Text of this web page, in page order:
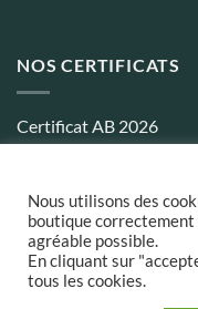
NOS CERTIFICATS
Certificat AB 2026
Conditions générales de
et
Nous utilisons des
boutique
agréable possible.
En cliquant sur
tous les cookies.